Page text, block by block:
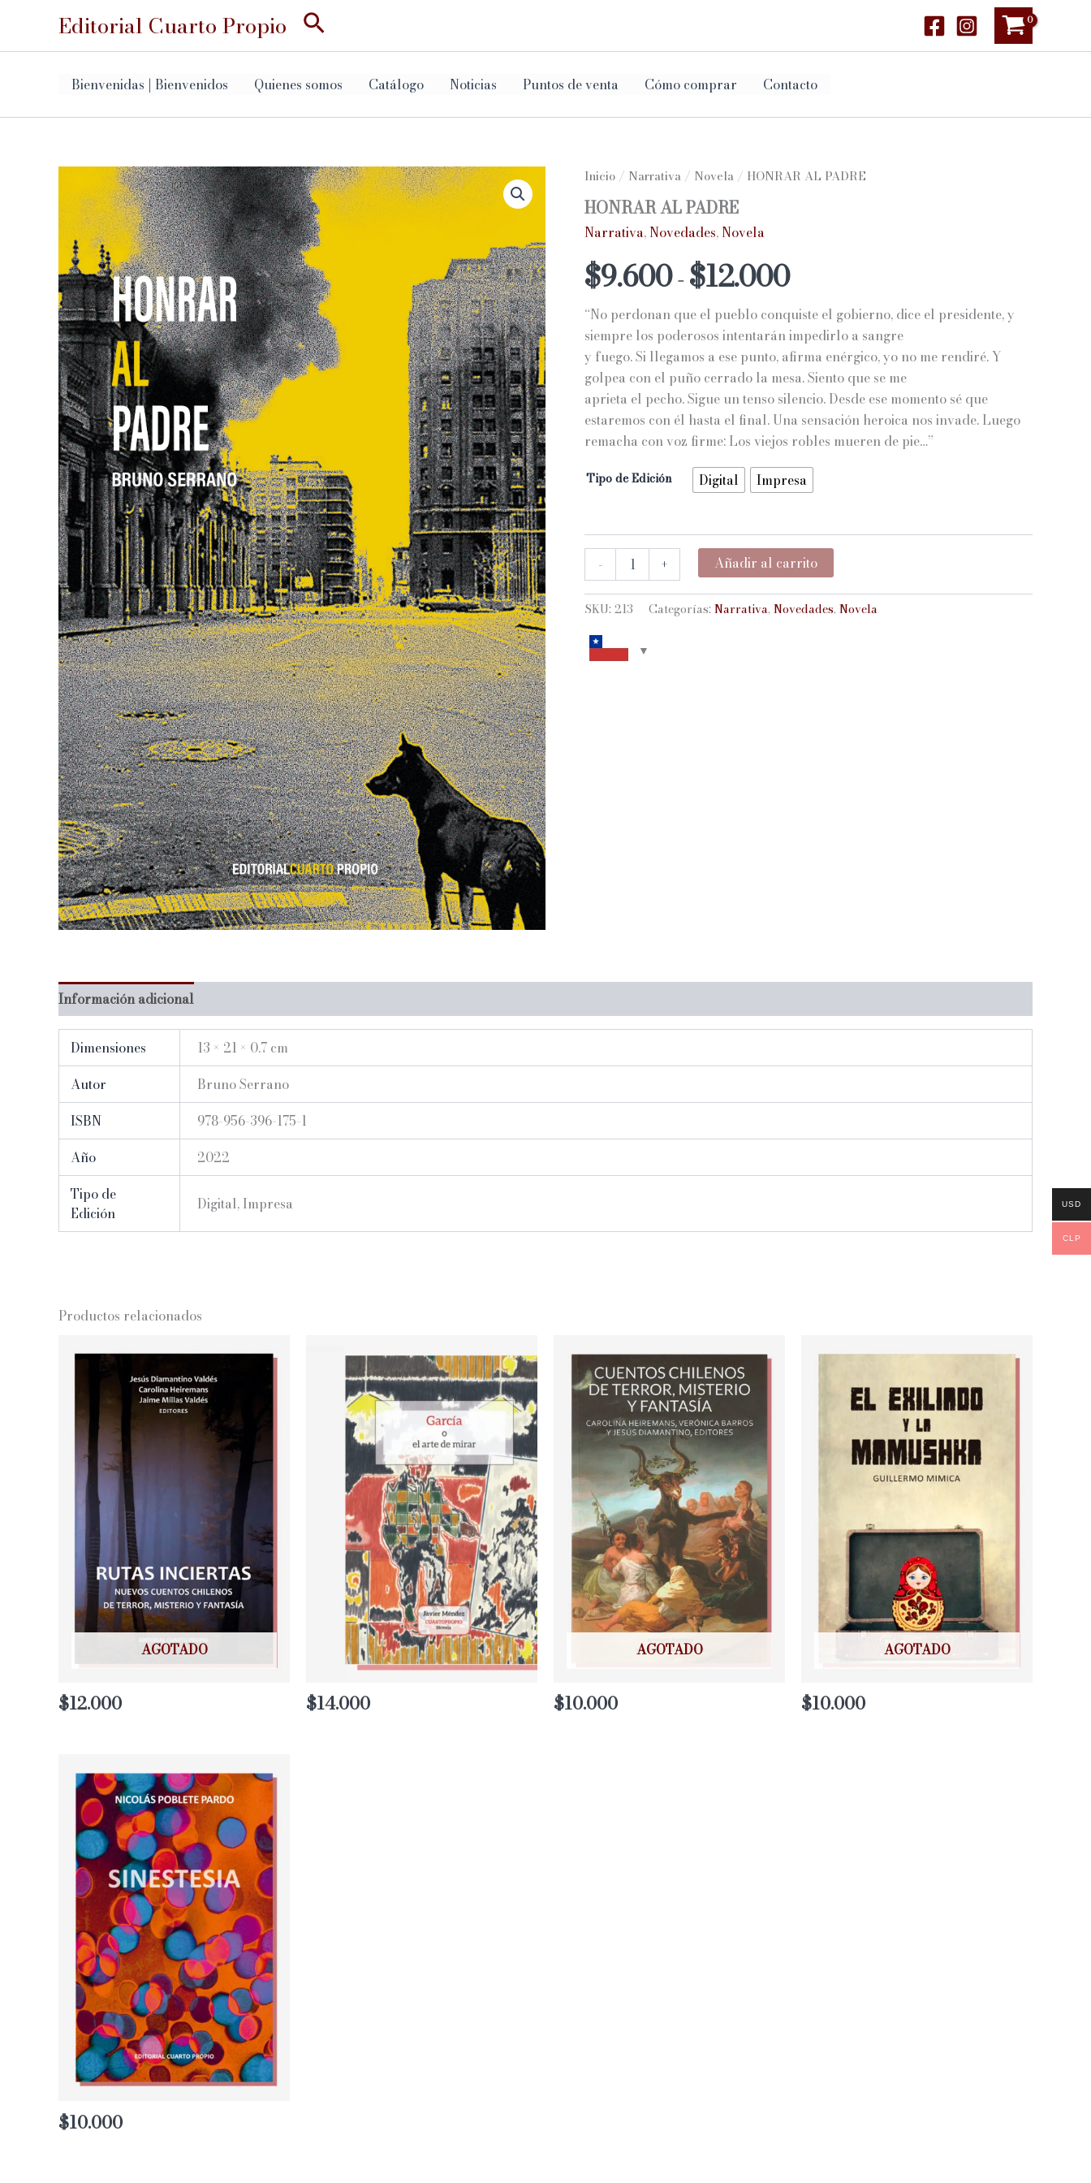
contenido
Editorial Cuarto Propio Buscar
Bienvenidas | Bienvenidos Quienes somos Catálogo Noticias Puntos de venta Cómo comprar Contacto
Inicio / Narrativa / Novela / HONRAR AL PADRE
HONRAR AL PADRE
Narrativa,Novedades,Novela
$9.600-$12.000Rango
precios:
desde
$9.600
hasta
“No perdonan que el pueblo conquiste el gobierno, dice el presidente, y
siempre los poderosos intentarán impedirlo a sangre
y fuego. Si llegamos a ese punto, afirma enérgico, yo no me rendiré. Y
golpea con el puño cerrado la mesa. Siento que se me
aprieta el pecho. Sigue un tenso silencio. Desde ese momento sé que
estaremos con él hasta el final. Una sensación heroica nos invade. Luego
remacha con voz firme: Los viejos robles mueren de pie…”
Tipo de Edición Digital Impresa
-
HONRAR
AL
cantidad
+ Añadir al carrito
SKU: 213 Categorías: Narrativa, Novedades, Novela
Información adicional
Dimensiones
13 × 21 × 0.7 cm
Autor
Bruno Serrano
ISBN
978-956-396-175-1
Año
2022
Tipo de
Edición
Digital, Impresa
Productos relacionados
AGOTADO
$12.000 $14.000
AGOTADO
$10.000
AGOTADO
$10.000
$10.000
USD
CLP